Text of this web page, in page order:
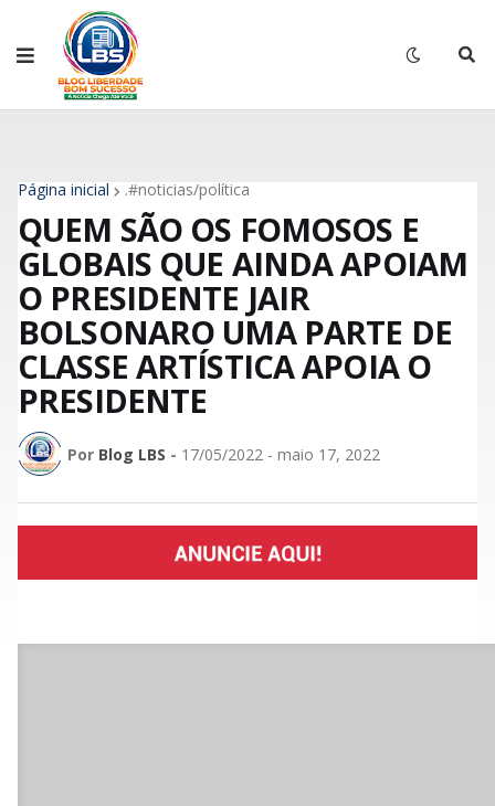
Página inicial .#noticias/política
QUEM SÃO OS FOMOSOS E
GLOBAIS QUE AINDA APOIAM
O PRESIDENTE JAIR
BOLSONARO UMA PARTE DE
CLASSE ARTÍSTICA APOIA O
PRESIDENTE
Por Blog LBS - 17/05/2022 - maio 17, 2022